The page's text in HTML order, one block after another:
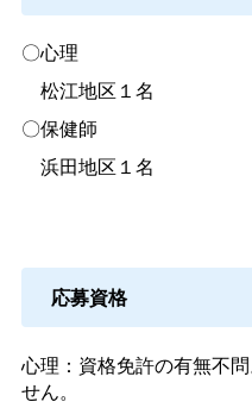
〇心理
松江地区１名
〇保健師
浜田地区１名
応募資格
心理：資格免許の有無不
せん。